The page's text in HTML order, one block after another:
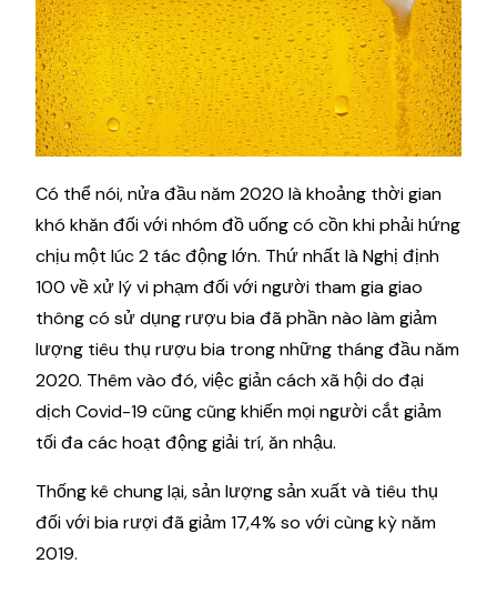
Có thể nói, nửa đầu năm 2020 là khoảng thời gian
khó khăn đối với nhóm đồ uống có cồn khi phải hứng
chịu một lúc 2 tác động lớn. Thứ nhất là Nghị định
100 về xử lý vi phạm đối với người tham gia giao
thông có sử dụng rượu bia đã phần nào làm giảm
lượng tiêu thụ rượu bia trong những tháng đầu năm
2020. Thêm vào đó, việc giản cách xã hội do đại
dịch Covid-19 cũng cũng khiến mọi người cắt giảm
tối đa các hoạt động giải trí, ăn nhậu.
Thống kê chung lại, sản lượng sản xuất và tiêu thụ
đối với bia rượi đã giảm 17,4% so với cùng kỳ năm
2019.